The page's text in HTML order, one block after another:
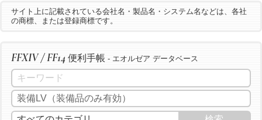
サイト上に記載されている会社名・製品名・システム名などは、各社
の商標、または登録商標です。
FFXIV / FF14 便利手帳 - エオルゼア データベース